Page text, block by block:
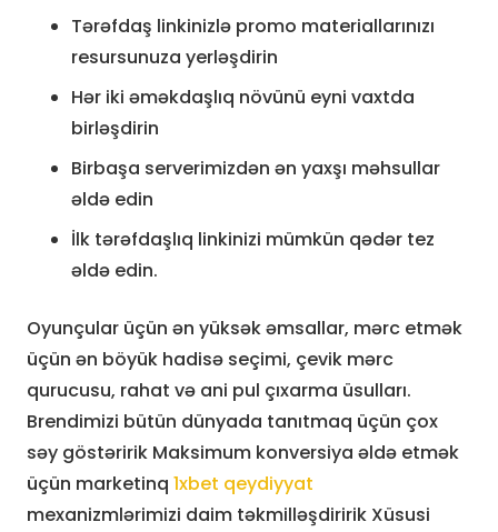
Tərəfdaş linkinizlə promo materiallarınızı
resursunuza yerləşdirin
Hər iki əməkdaşlıq növünü eyni vaxtda
birləşdirin
Birbaşa serverimizdən ən yaxşı məhsullar
əldə edin
İlk tərəfdaşlıq linkinizi mümkün qədər tez
əldə edin.
Oyunçular üçün ən yüksək əmsallar, mərc etmək
üçün ən böyük hadisə seçimi, çevik mərc
qurucusu, rahat və ani pul çıxarma üsulları.
Brendimizi bütün dünyada tanıtmaq üçün çox
səy göstəririk Maksimum konversiya əldə etmək
üçün marketinq 1xbet qeydiyyat
mexanizmlərimizi daim təkmilləşdiririk Xüsusi